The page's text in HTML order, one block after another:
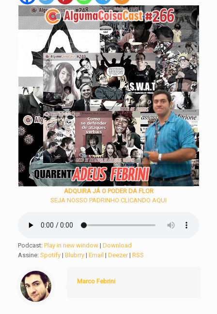
ADQUIRA JÁ O PODER DA FLOR
SEJA NOSSO PADRINHO CLICANDO AQUI
Podcast:Play in new window |Download
Assine:Spotify |Blubrry |Email |Deezer|RSS
Marco Febrini